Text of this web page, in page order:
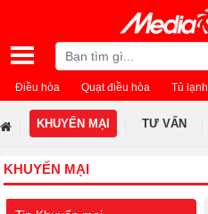
Điều hòa Quạt điều hòa Tủ lạnh
KHUYẾN MẠI TƯ VẤN
KHUYẾN MẠI